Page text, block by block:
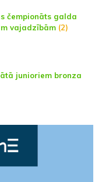
čempionāts galda
vajadzībām (2)
junioriem bronza